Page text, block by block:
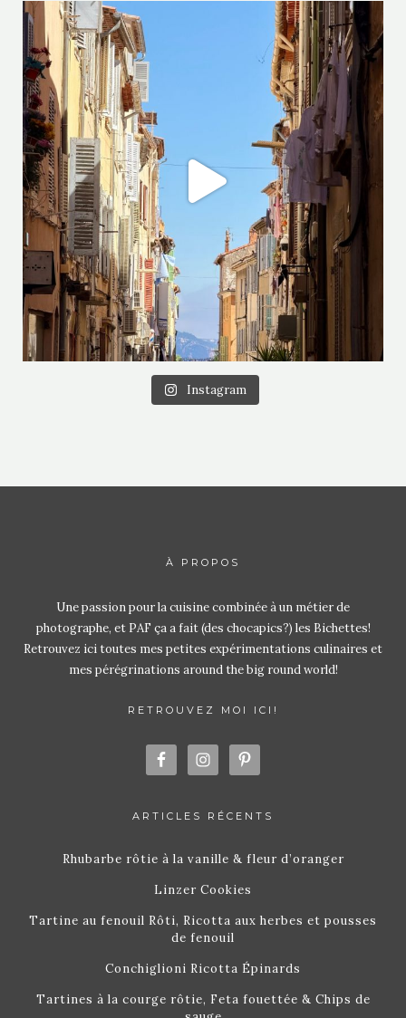
Instagram
À PROPOS
Une passion pour la cuisine combinée à un métier de
photographe, et PAF ça a fait (des chocapics?) les Bichettes!
Retrouvez ici toutes mes petites expérimentations culinaires et
mes pérégrinations around the big round world!
RETROUVEZ MOI ICI!
ARTICLES RÉCENTS
Rhubarbe rôtie à la vanille & fleur d’oranger
Linzer Cookies
Tartine au fenouil Rôti, Ricotta aux herbes et pousses
de fenouil
Conchiglioni Ricotta Épinards
Tartines à la courge rôtie, Feta fouettée & Chips de